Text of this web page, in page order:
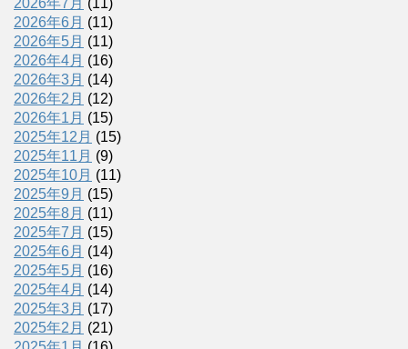
2026年6月 (11)
2026年5月 (11)
2026年4月 (16)
2026年3月 (14)
2026年2月 (12)
2026年1月 (15)
2025年12月 (15)
2025年11月 (9)
2025年10月 (11)
2025年9月 (15)
2025年8月 (11)
2025年7月 (15)
2025年6月 (14)
2025年5月 (16)
2025年4月 (14)
2025年3月 (17)
2025年2月 (21)